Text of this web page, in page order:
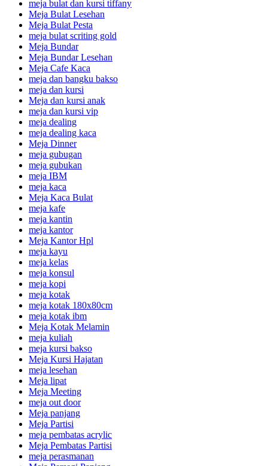
meja bulat dan kursi tiffany
Meja Bulat Lesehan
Meja Bulat Pesta
meja bulat scriting gold
Meja Bundar
Meja Bundar Lesehan
Meja Cafe Kaca
meja dan bangku bakso
meja dan kursi
Meja dan kursi anak
meja dan kursi vip
meja dealing
meja dealing kaca
Meja Dinner
meja gubugan
meja gubukan
meja IBM
meja kaca
Meja Kaca Bulat
meja kafe
meja kantin
meja kantor
Meja Kantor Hpl
meja kayu
meja kelas
meja konsul
meja kopi
meja kotak
meja kotak 180x80cm
meja kotak ibm
Meja Kotak Melamin
meja kuliah
meja kursi bakso
Meja Kursi Hajatan
meja lesehan
Meja lipat
Meja Meeting
meja out door
Meja panjang
Meja Partisi
meja pembatas acrylic
Meja Pembatas Partisi
meja perasmanan